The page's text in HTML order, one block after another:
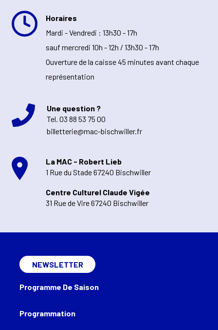
Horaires
Mardi - Vendredi : 13h30 - 17h
sauf mercredi 10h - 12h / 13h30 - 17h
Ouverture de la caisse 45 minutes avant chaque
représentation
Une question ?
Tel. 03 88 53 75 00
billetterie@mac-bischwiller.fr
La MAC - Robert Lieb
1 Rue du Stade 67240 Bischwiller
Centre Culturel Claude Vigée
31 Rue de Vire 67240 Bischwiller
Programmation
NEWSLETTER
Programme De Saison